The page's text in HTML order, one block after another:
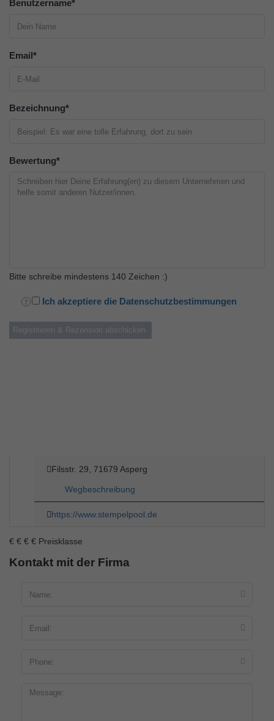
Benutzername*
Email*
Bezeichnung*
Bewertung*
Bitte schreibe mindestens 140 Zeichen :)
Ich akzeptiere die Datenschutzbestimmungen
Filsstr. 29, 71679 Asperg
Wegbeschreibung
https://www.stempelpool.de
€ € € € Preisklasse
Kontakt mit der Firma